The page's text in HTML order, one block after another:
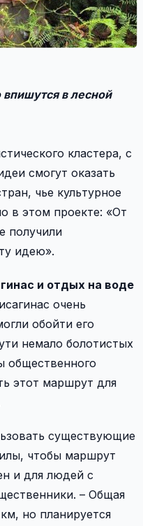
в лесной
кластера, с
смогут оказать
чье культурное
в этом проекте: «От
получили
идею».
и отдых на воде
очень
обойти его
немало болотистых
общественного
этот маршрут для
существующие
чтобы маршрут
и для людей с
– Общая
но планируется